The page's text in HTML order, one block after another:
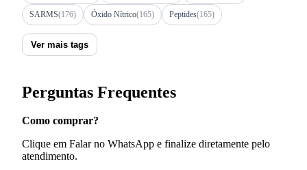
SARMS(176) Óxido Nítrico(165) Peptides(165)
Ver mais tags
Perguntas Frequentes
Como comprar?
Clique em Falar no WhatsApp e finalize diretamente pelo
atendimento.